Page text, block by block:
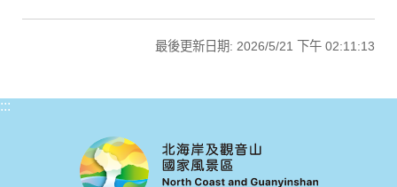
最後更新日期: 2026/5/21 下午 02:11:13
:::